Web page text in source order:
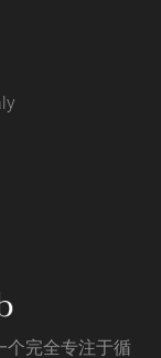
个完全专注于循